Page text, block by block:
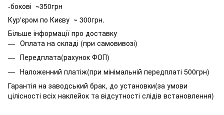
-бокові ~350грн
Кур'єром по Києву ~ 300грн.
Більше інформації про доставку
Оплата на складі (при самовивозі)
Передплата(рахунок ФОП)
Наложенний платіж(при мінімальній передплаті 500грн)
Гарантія на заводський брак, до установки(за умови
цілісності всіх наклейок та відсутності слідів встановлення)